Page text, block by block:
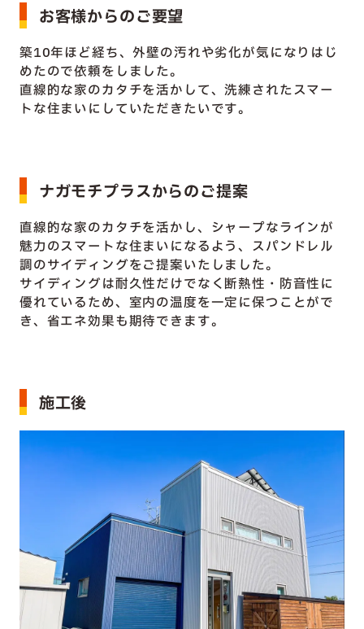
お客様からのご要望
築10年ほど経ち、外壁の汚れや劣化が気になりはじ
めたので依頼をしました。
直線的な家のカタチを活かして、洗練されたスマー
トな住まいにしていただきたいです。
ナガモチプラスからのご提案
直線的な家のカタチを活かし、シャープなラインが
魅力のスマートな住まいになるよう、スパンドレル
調のサイディングをご提案いたしました。
サイディングは耐久性だけでなく断熱性・防音性に
優れているため、室内の温度を一定に保つことがで
き、省エネ効果も期待できます。
施工後